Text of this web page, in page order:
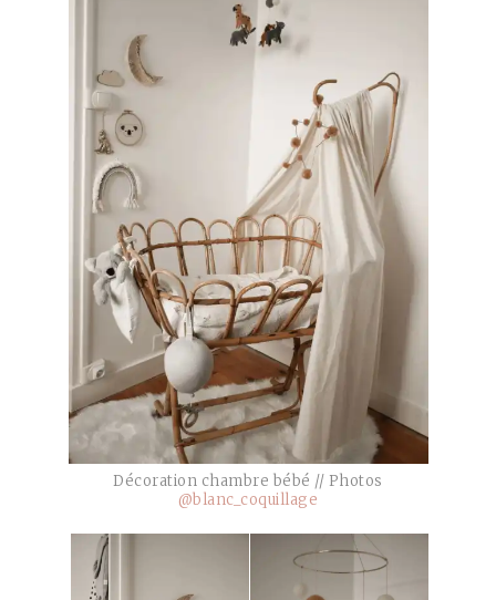
Décoration chambre bébé // Photos
@blanc_coquillage